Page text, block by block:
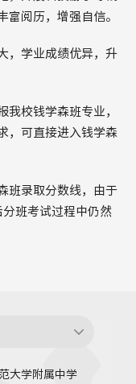
富阅历，增强自信。
，学业成绩优异，升
我校钱学森班专业，
，可直接进入钱学森
班录取分数线，由于
班考试过程中仍然
大学附属中学